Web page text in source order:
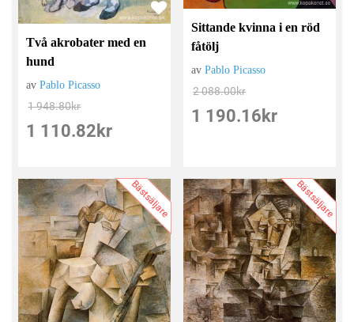
Två akrobater med en
hund
avPablo Picasso
1 948.80kr
1 110.82 kr
Sittande kvinna i en röd
fåtölj
avPablo Picasso
2 088.00kr
1 190.16 kr
Bästsäljare Bästsäljare